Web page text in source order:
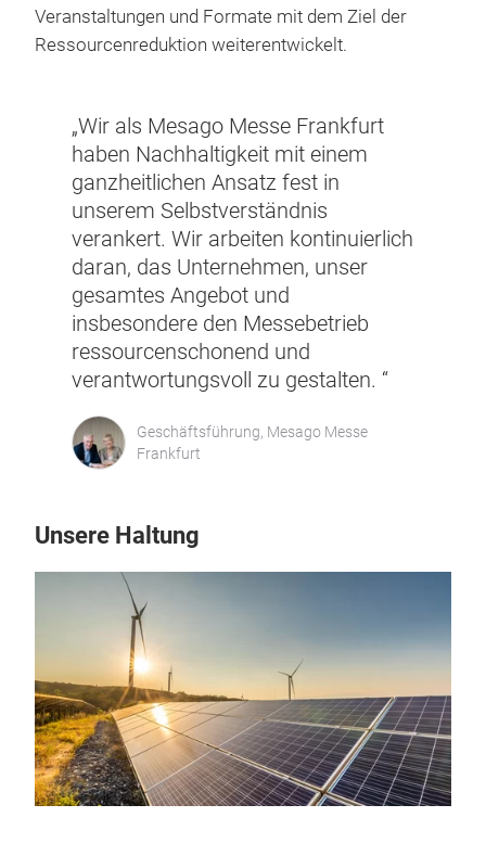
Veranstaltungen und Formate mit dem Ziel der
Ressourcenreduktion weiterentwickelt.
„Wir als Mesago Messe Frankfurt
haben Nachhaltigkeit mit einem
ganzheitlichen Ansatz fest in
unserem Selbstverständnis
verankert. Wir arbeiten kontinuierlich
daran, das Unternehmen, unser
gesamtes Angebot und
insbesondere den Messebetrieb
ressourcenschonend und
verantwortungsvoll zu gestalten. “
Geschäftsführung, Mesago Messe
Frankfurt
Unsere Haltung